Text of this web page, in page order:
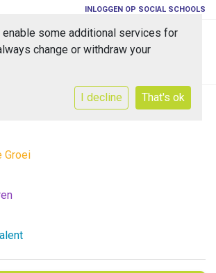
INLOGGEN OP SOCIAL SCHOOLS
Groei
some additional services for
change or withdraw your
I decline That's ok